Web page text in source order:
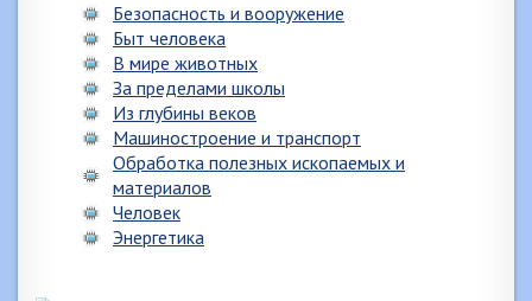
Безопасность и вооружение
Быт человека
В мире животных
За пределами школы
Из глубины веков
Машиностроение и транспорт
Обработка полезных ископаемых и
материалов
Человек
Энергетика